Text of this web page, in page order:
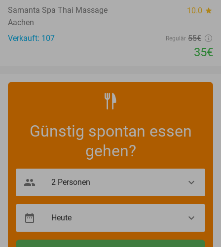
Samanta Spa Thai Massage 10.0 star
Aachen
Verkauft: 107
Regulär 55€
35€
Günstig spontan essen
gehen?